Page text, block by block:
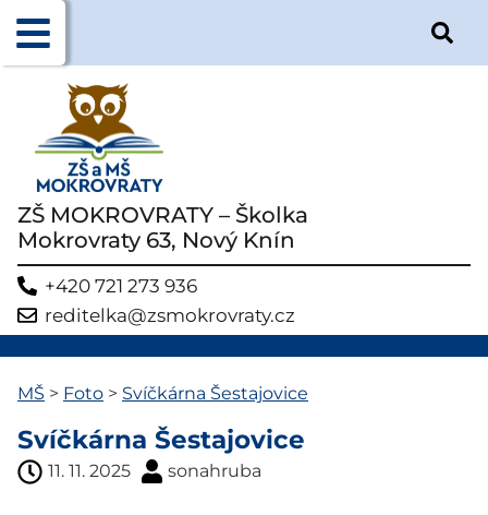
ZŠ MOKROVRATY – Školka
Mokrovraty 63, Nový Knín
+420 721 273 936
reditelka@zsmokrovraty.cz
MŠ > Foto > Svíčkárna Šestajovice
Svíčkárna Šestajovice
11. 11. 2025 sonahruba